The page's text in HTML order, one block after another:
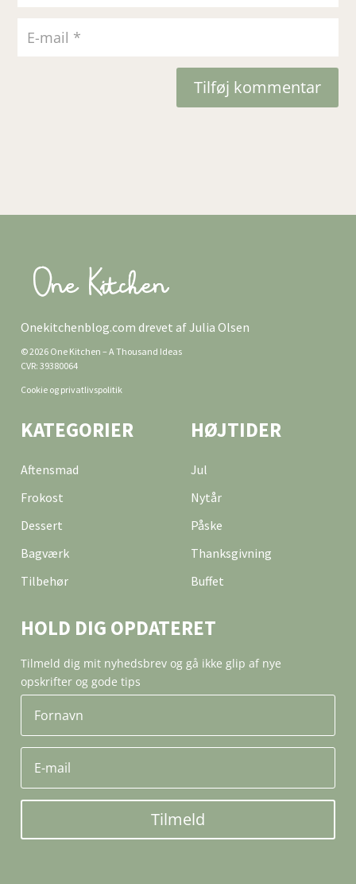
Tilføj kommentar
Onekitchenblog.com drevet af Julia Olsen
© 2026 One Kitchen – A Thousand Ideas
CVR: 39380064
Cookie og privatlivspolitik
KATEGORIER
Aftensmad
Frokost
Dessert
Bagværk
Tilbehør
HØJTIDER
Jul
Nytår
Påske
Thanksgivning
Buffet
HOLD DIG OPDATERET
Tilmeld dig mit nyhedsbrev og gå ikke glip af nye
opskrifter og gode tips
Tilmeld